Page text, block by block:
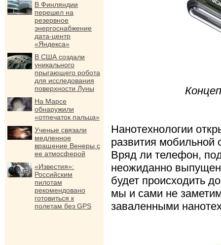
В Финляндии
перешел на
резервное
энергоснабжение
дата-центр
«Яндекса»
В США создали
уникального
прыгающего робота
для исследования
поверхности Луны
На Марсе
обнаружили
«отпечаток пальца»
Ученые связали
медленное
вращение Венеры с
ее атмосферой
«Известия»:
Российским
пилотам
рекомендовано
готовиться к
полетам без GPS
Нанотехнологии
развития мобильной
Вряд ли телефон,
неожиданно
будет происходить
мы и сами не
заваленными